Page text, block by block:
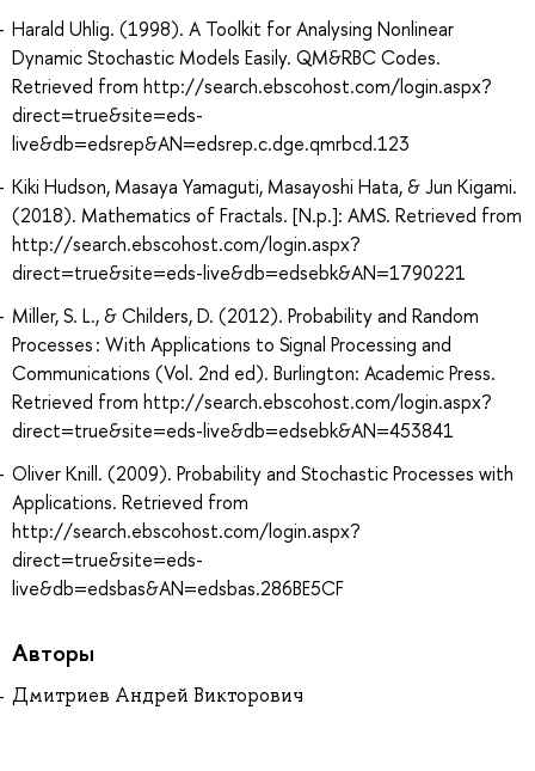
Harald Uhlig. (1998). A Toolkit for Analysing Nonlinear
Dynamic Stochastic Models Easily. QM&RBC Codes.
Retrieved from http://search.ebscohost.com/login.aspx?
direct=true&site=eds-
live&db=edsrep&AN=edsrep.c.dge.qmrbcd.123
Kiki Hudson, Masaya Yamaguti, Masayoshi Hata, & Jun Kigami.
(2018). Mathematics of Fractals. [N.p.]: AMS. Retrieved from
http://search.ebscohost.com/login.aspx?
direct=true&site=eds-live&db=edsebk&AN=1790221
Miller, S. L., & Childers, D. (2012). Probability and Random
Processes : With Applications to Signal Processing and
Communications (Vol. 2nd ed). Burlington: Academic Press.
Retrieved from http://search.ebscohost.com/login.aspx?
direct=true&site=eds-live&db=edsebk&AN=453841
Oliver Knill. (2009). Probability and Stochastic Processes with
Applications. Retrieved from
http://search.ebscohost.com/login.aspx?
direct=true&site=eds-
live&db=edsbas&AN=edsbas.286BE5CF
Авторы
Дмитриев Андрей Викторович